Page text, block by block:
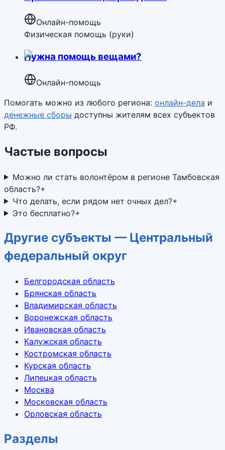
Онлайн-помощь
Физическая помощь (руки)
Нужна помощь вещами?
Онлайн-помощь
Помогать можно из любого региона: онлайн-дела и
денежные сборы доступны жителям всех субъектов
РФ.
Частые вопросы
Можно ли стать волонтёром в регионе Тамбовская
область?+
Что делать, если рядом нет очных дел?+
Это бесплатно?+
Другие субъекты — Центральный
федеральный округ
Белгородская область
Брянская область
Владимирская область
Воронежская область
Ивановская область
Калужская область
Костромская область
Курская область
Липецкая область
Москва
Московская область
Орловская область
Разделы